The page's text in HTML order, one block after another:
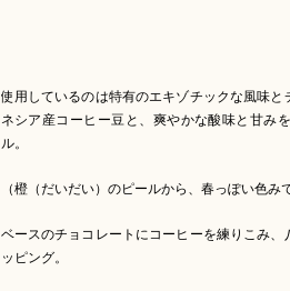
使用しているのは特有のエキゾチックな風味
ネシア産コーヒー豆と、爽やかな酸味と甘み
ル。
（橙（だいだい）のピールから、春っぽい色み
ベースのチョコレートにコーヒーを練りこみ
ッピング。